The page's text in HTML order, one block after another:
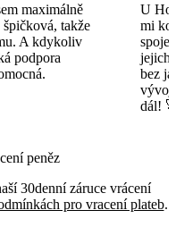
maximálně
takže
A kdykoliv
podpora
U
mi
jejich
bez
dál!
peněz
30denní záruce vrácení
pro vracení plateb.